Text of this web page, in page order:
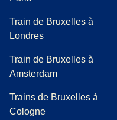
Train de Bruxelles à
Londres
Train de Bruxelles à
Amsterdam
Trains de Bruxelles à
Cologne